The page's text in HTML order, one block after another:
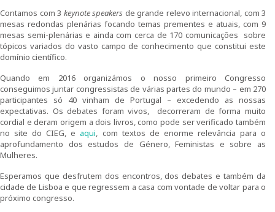
Igualdade de Género
2ª Edição do Curso de Formação Especializada em
Igualdade de Género
3ª Edição do Curso de Formação Especializada em
Igualdade de Género
Testemunhos
Curso de Formação Especializada em Igualdade de
Testemunhos
Regulamentos do CIEG
Contamos com 3 keynote speakers de grande relevo internacional, com 3
mesas redondas plenárias focando temas prementes e atuais, com 9
mesas semi-plenárias e ainda com cerca de 170 comunicações sobre
tópicos variados do vasto campo de conhecimento que constitui este
domínio científico.
Quando em 2016 organizámos o nosso primeiro Congresso
conseguimos juntar congressistas de várias partes do mundo – em 270
participantes só 40 vinham de Portugal – excedendo as nossas
expectativas. Os debates foram vivos, decorreram de forma muito
cordial e deram origem a dois livros, como pode ser verificado também
no site do CIEG, e aqui, com textos de enorme relevância para o
aprofundamento dos estudos de Género, Feministas e sobre as
Mulheres.
Esperamos que desfrutem dos encontros, dos debates e também da
cidade de Lisboa e que regressem a casa com vontade de voltar para o
próximo congresso.